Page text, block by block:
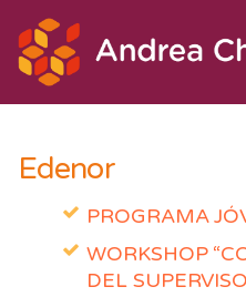
contenido
Edenor
PROGRAMA
WORKSHOP
DEL